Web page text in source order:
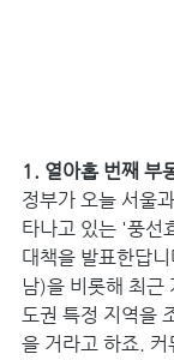
1. 열아홉 번째 부
정부가 오늘 서울
타나고 있는 '풍선
대책을 발표한답
남)을 비롯해 최근
도권 특정 지역을
을 거라고 하죠.